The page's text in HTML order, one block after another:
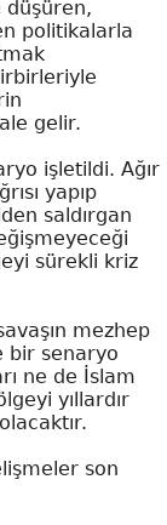
düşüren,
politikalarla
gelir.
işletildi. Ağır
yapıp
saldırgan
sürekli kriz
mezhep
bir senaryo
ne de İslam
yıllardır
son